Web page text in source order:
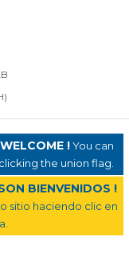
!You can
the union flag.
BIENVENIDOS !
sitio haciendo clic en